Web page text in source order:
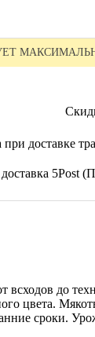
при доставке
5Post
всходов до
цвета.
сроки.